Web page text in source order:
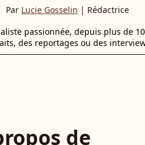
Par Lucie Gosselin | Rédactrice
passionnée, depuis plus de
des reportages ou des
de